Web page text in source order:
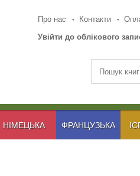
Про нас Контакти
Увійти до облікового
НІМЕЦЬКА ФРАНЦУЗЬКА